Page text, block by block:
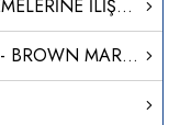
ÇEK CUMHURİYETİ İNŞAAT MALZEMELERİNE İLİŞKİN ULUSAL DÜZENLEME
KAHVERENGİ KOKARCA BÖCEĞİ - BROWN MARMORATED STİNK BUG (BMSB)” İLE MÜCADELE TEDBİRLERİ